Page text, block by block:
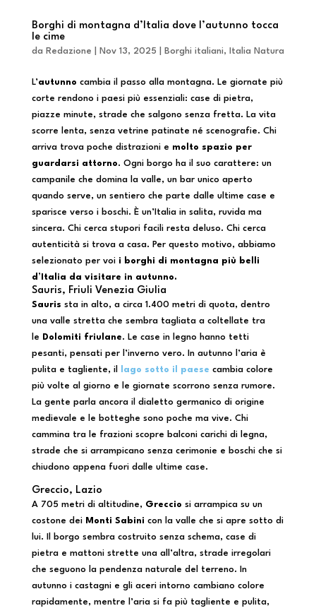
Borghi di montagna d’Italia dove l’autunno tocca
le cime
da Redazione Nov 13, 2025 Borghi italiani, Italia Natura
L’autunno cambia il passo alla montagna. Le giornate più
corte rendono i paesi più essenziali: case di pietra,
piazze minute, strade che salgono senza fretta. La vita
scorre lenta, senza vetrine patinate né scenografie. Chi
arriva trova poche distrazioni e molto spazio per
guardarsi attorno. Ogni borgo ha il suo carattere: un
campanile che domina la valle, un bar unico aperto
quando serve, un sentiero che parte dalle ultime case e
sparisce verso i boschi. È un’Italia in salita, ruvida ma
sincera. Chi cerca stupori facili resta deluso. Chi cerca
autenticità si trova a casa. Per questo motivo, abbiamo
selezionato per voi i borghi di montagna più belli
d’Italia da visitare in autunno.
Sauris, Friuli Venezia Giulia
Sauris sta in alto, a circa 1.400 metri di quota, dentro
una valle stretta che sembra tagliata a coltellate tra
le
Dolomiti friulane. Le case in legno hanno tetti
pesanti, pensati per l’inverno vero. In autunno l’aria è
pulita e tagliente, il
lago sotto il paese cambia colore
più volte al giorno e le giornate scorrono senza rumore.
La gente parla ancora il dialetto germanico di origine
medievale e le botteghe sono poche ma vive. Chi
cammina tra le frazioni scopre balconi carichi di legna,
strade che si arrampicano senza cerimonie e boschi che si
chiudono appena fuori dalle ultime case.
Greccio, Lazio
A 705 metri di altitudine, Greccio si arrampica su un
costone dei Monti Sabini con la valle che si apre sotto di
lui. Il borgo sembra costruito senza schema, case di
pietra e mattoni strette una all’altra, strade irregolari
che seguono la pendenza naturale del terreno. In
autunno i castagni e gli aceri intorno cambiano colore
rapidamente, mentre l’aria si fa più tagliente e pulita,